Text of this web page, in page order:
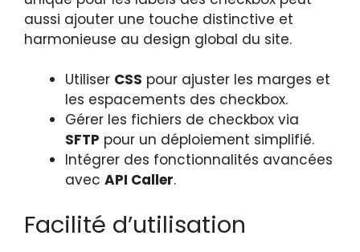
aussi ajouter une touche distinctive et
harmonieuse au design global du site.
Utiliser CSS pour ajuster les marges et
les espacements des checkbox.
Gérer les fichiers de checkbox via
SFTP pour un déploiement simplifié.
Intégrer des fonctionnalités avancées
avec API Caller.
Facilité d’utilisation